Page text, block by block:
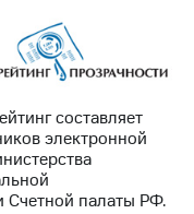
составляет
электронной
палаты РФ.